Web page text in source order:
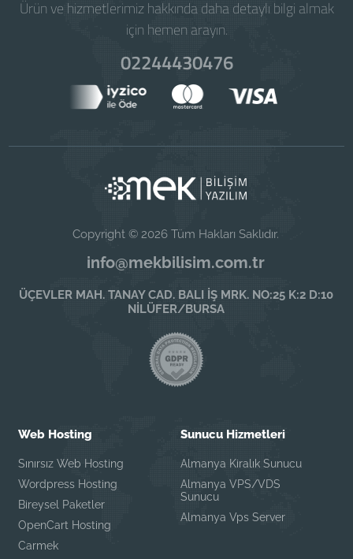
Ürün ve hizmetlerimiz hakkında daha detaylı bilgi almak
için hemen arayın.
02244430476
Copyright © 2026 Tüm Hakları Saklıdır.
info@mekbilisim.com.tr
ÜÇEVLER MAH. TANAY CAD. BALI İŞ MRK. NO:25 K:2 D:10
NİLÜFER/BURSA
Web Hosting
Sınırsız Web Hosting
Wordpress Hosting
Bireysel Paketler
OpenCart Hosting
Carmek
Sunucu Hizmetleri
Almanya Kiralık Sunucu
Almanya VPS/VDS
Sunucu
Almanya Vps Server